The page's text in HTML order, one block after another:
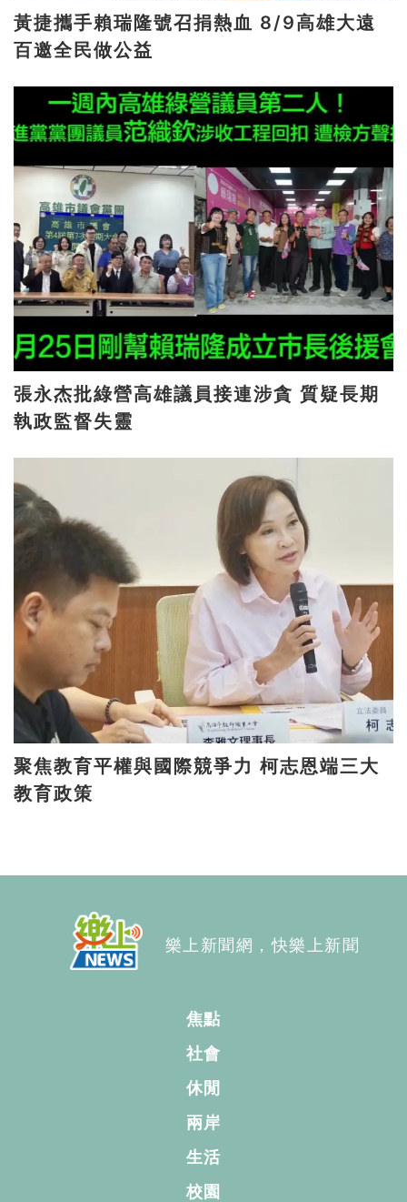
黃捷攜手賴瑞隆號召捐熱血 8/9高雄大遠
百邀全民做公益
張永杰批綠營高雄議員接連涉貪 質疑長期
執政監督失靈
聚焦教育平權與國際競爭力 柯志恩端三大
教育政策
樂上新聞網，快樂上新聞
焦點
社會
休閒
兩岸
生活
校園